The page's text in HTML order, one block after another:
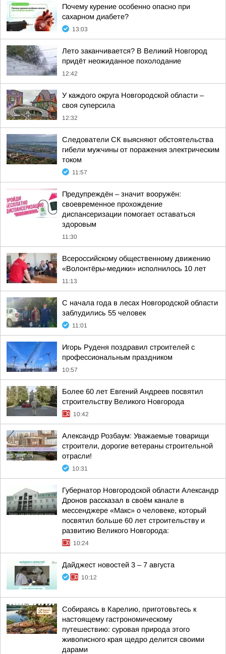
Почему курение особенно опасно при
сахарном диабете?
13:03
Лето заканчивается? В Великий Новгород
придёт неожиданное похолодание
12:42
У каждого округа Новгородской области –
своя суперсила
12:32
Следователи СК выясняют обстоятельства
гибели мужчины от поражения электрическим
током
11:57
Предупреждён – значит вооружён:
своевременное прохождение
диспансеризации помогает оставаться
здоровым
11:30
Всероссийскому общественному движению
«Волонтёры-медики» исполнилось 10 лет
11:13
С начала года в лесах Новгородской области
заблудились 55 человек
11:01
Игорь Руденя поздравил строителей с
профессиональным праздником
10:57
Более 60 лет Евгений Андреев посвятил
строительству Великого Новгорода
10:42
Александр Розбаум: Уважаемые товарищи
строители, дорогие ветераны строительной
отрасли!
10:31
Губернатор Новгородской области Александр
Дронов рассказал в своём канале в
мессенджере «Макс» о человеке, который
посвятил больше 60 лет строительству и
развитию Великого Новгорода:
10:24
Дайджест новостей 3 – 7 августа
10:12
Собираясь в Карелию, приготовьтесь к
настоящему гастрономическому
путешествию: суровая природа этого
живописного края щедро делится своими
дарами